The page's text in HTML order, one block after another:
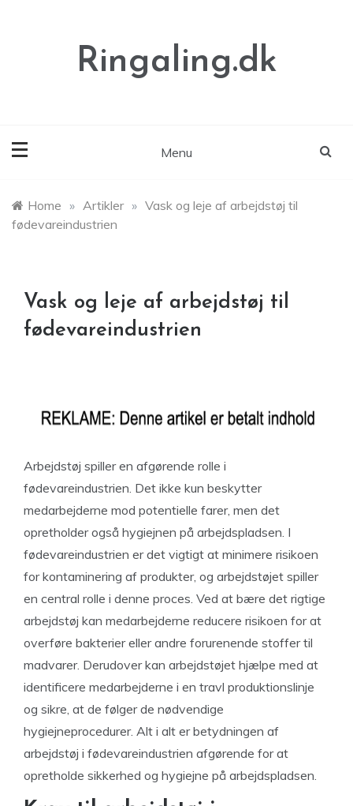
Ringaling.dk
Menu
Home » Artikler » Vask og leje af arbejdstøj til
fødevareindustrien
Vask og leje af arbejdstøj til
fødevareindustrien
Arbejdstøj spiller en afgørende rolle i
fødevareindustrien. Det ikke kun beskytter
medarbejderne mod potentielle farer, men det
opretholder også hygiejnen på arbejdspladsen. I
fødevareindustrien er det vigtigt at minimere risikoen
for kontaminering af produkter, og arbejdstøjet spiller
en central rolle i denne proces. Ved at bære det rigtige
arbejdstøj kan medarbejderne reducere risikoen for at
overføre bakterier eller andre forurenende stoffer til
madvarer. Derudover kan arbejdstøjet hjælpe med at
identificere medarbejderne i en travl produktionslinje
og sikre, at de følger de nødvendige
hygiejneprocedurer. Alt i alt er betydningen af
arbejdstøj i fødevareindustrien afgørende for at
opretholde sikkerhed og hygiejne på arbejdspladsen.